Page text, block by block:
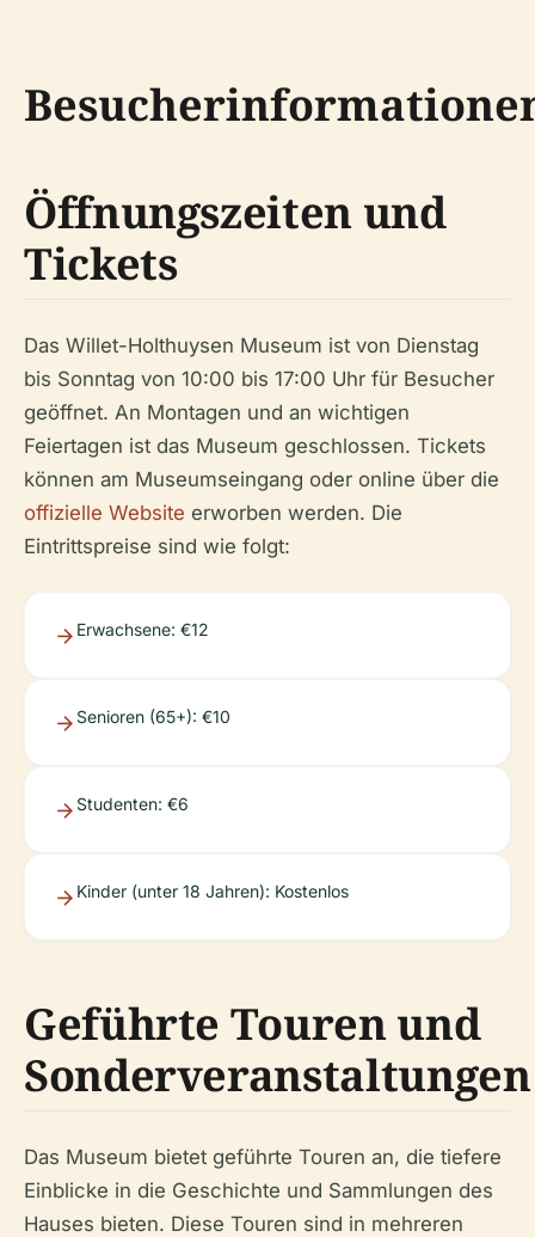
Öffnungszeiten und
Tickets
Das Willet-Holthuysen Museum ist von Dienstag
bis Sonntag von 10:00 bis 17:00 Uhr für Besucher
geöffnet. An Montagen und an wichtigen
Feiertagen ist das Museum geschlossen. Tickets
können am Museumseingang oder online über die
offizielle Website erworben werden. Die
Eintrittspreise sind wie folgt:
Erwachsene: €12
Senioren (65+): €10
Studenten: €6
Kinder (unter 18 Jahren): Kostenlos
Geführte Touren und
Sonderveranstaltungen
Das Museum bietet geführte Touren an, die tiefere
Einblicke in die Geschichte und Sammlungen des
Hauses bieten. Diese Touren sind in mehreren